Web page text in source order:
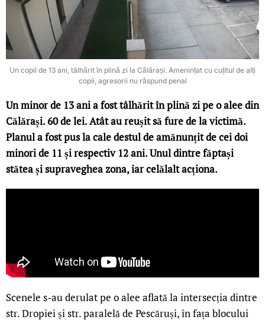
Un copil de 13 ani, tâlhărit în plină zi la Călărași. Amenințat cu cuțitul de alți
copii, agresorii nu răspund penal
Un minor de 13 ani a fost tâlhărit în plină zi pe o alee din
Călărași. 60 de lei. Atât au reușit să fure de la victimă.
Planul a fost pus la cale destul de amănunțit de cei doi
minori de 11 și respectiv 12 ani. Unul dintre făptași
stătea și supraveghea zona, iar celălalt acționa.
Scenele s-au derulat pe o alee aflată la intersecția dintre
str. Dropiei și str. paralelă de Pescăruși, în fața blocului